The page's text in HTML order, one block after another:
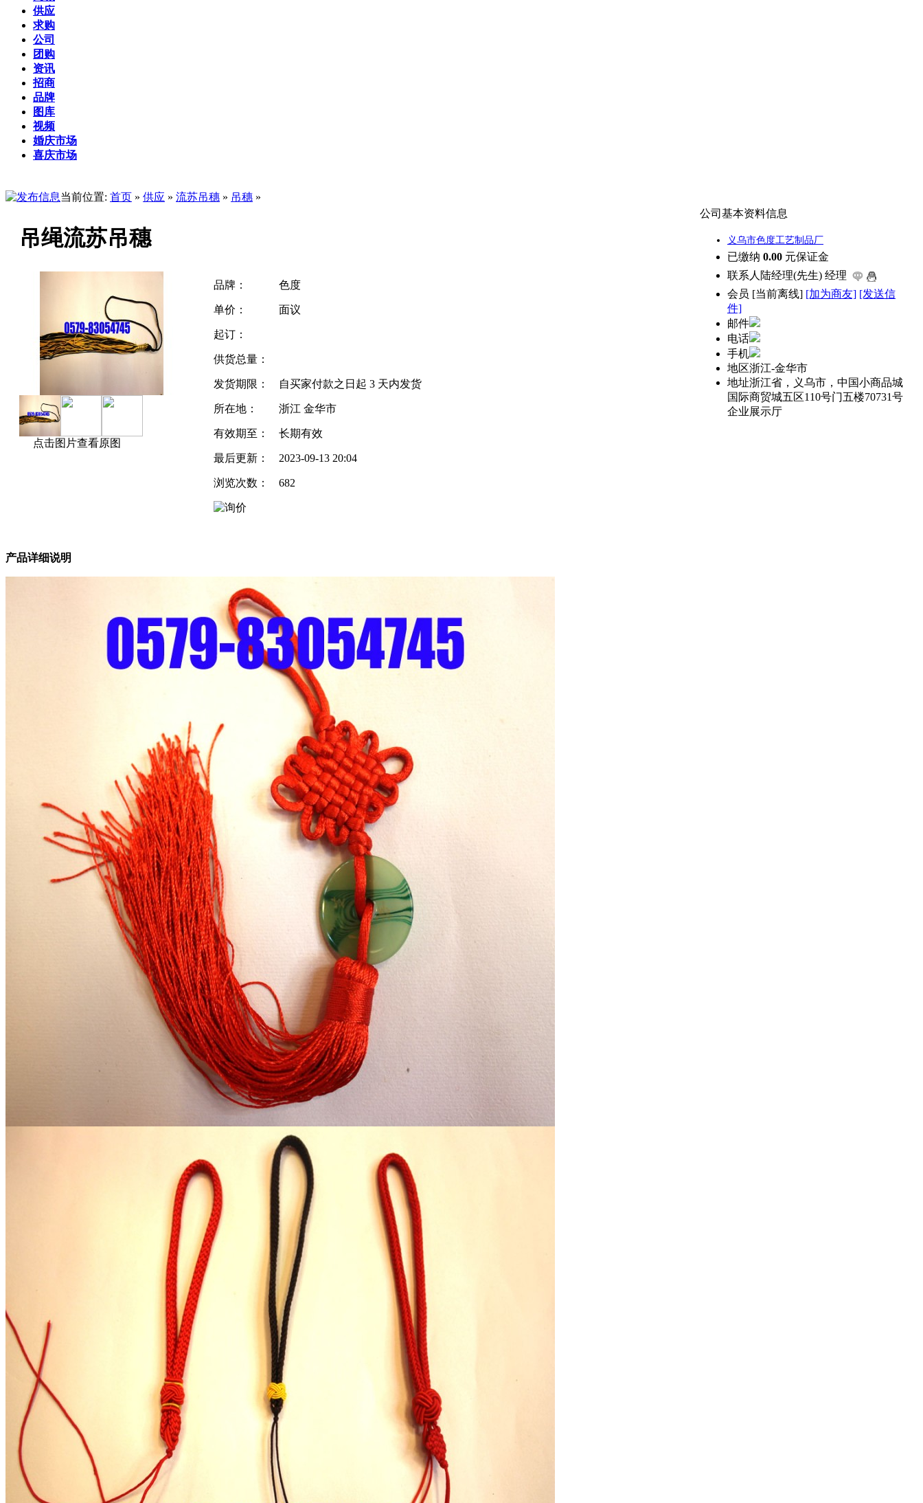
供应
求购
公司
团购
资讯
招商
品牌
图库
视频
婚庆市场
喜庆市场
当前位置: 首页 » 供应 » 流苏吊穗 » 吊穗 »
吊绳流苏吊穗
点击图片查看原图
品牌： 色度
单价： 面议
起订：
供货总量：
发货期限： 自买家付款之日起 3 天内发货
所在地： 浙江 金华市
有效期至： 长期有效
最后更新： 2023-09-13 20:04
浏览次数： 682
公司基本资料信息
义乌市色度工艺制品厂
已缴纳 0.00 元保证金
联系人 陆经理(先生) 经理
会员 [当前离线] [加为商友] [发送信
件]
邮件
电话
手机
地区浙江-金华市
地址浙江省，义乌市，中国小商品城
国际商贸城五区110号门五楼70731号
企业展示厅
产品详细说明